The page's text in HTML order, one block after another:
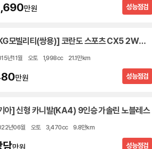
성능점검
만원
[KG모빌리티(쌍용)] 코란도 스포츠 CX5 2WD 클럽
년11월 오토 1,998cc 21.1만km
성능점검
만원
아] 신형 카니발(KA4) 9인승 가솔린 노블레스
년06월 오토 3,470cc 9.8만km
성능점검
담